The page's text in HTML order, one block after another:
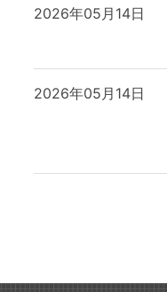
2026年05月14日
2026年05月14日
教育施設用家具